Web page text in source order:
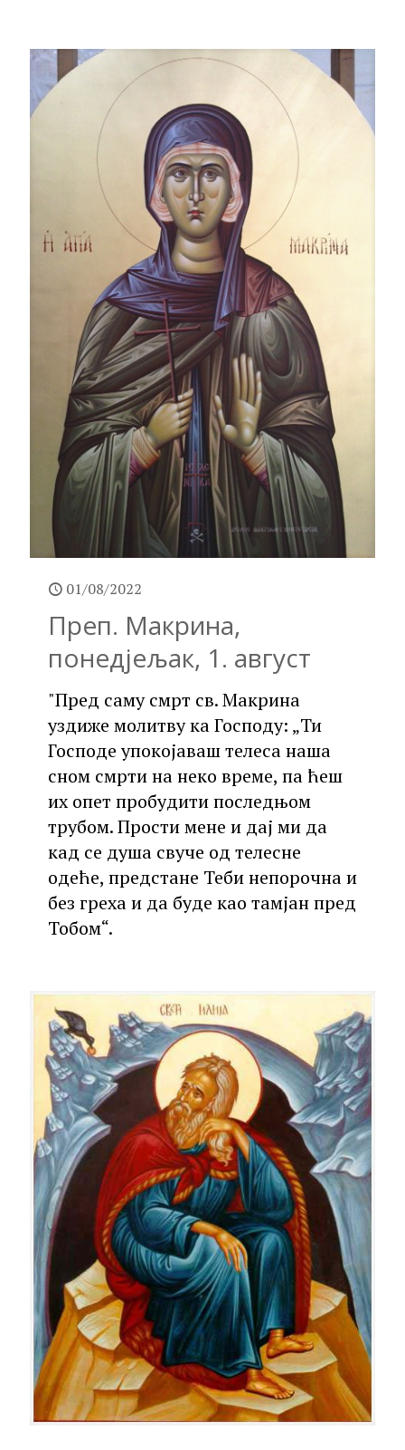
01/08/2022
Преп. Макрина,
понедјељак, 1. август
"Пред саму смрт св. Макрина
уздиже молитву ка Господу: „Ти
Господе упокојаваш телеса наша
сном смрти на неко време, па ћеш
их опет пробудити последњом
трубом. Прости мене и дај ми да
кад се душа свуче од телесне
одеће, предстане Теби непорочна и
без греха и да буде као тамјан пред
Тобом“.